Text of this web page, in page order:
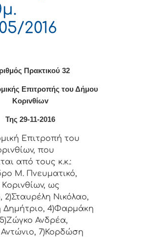
2016
Πρακτικού 32
Επιτρoπής τoυ Δήμoυ
Κoριvθίωv
Της 29-11-2016
Επιτρoπή τoυ
πoυ
από τoυς κ.κ.:
Μ. Πνευματικό,
ως
2)Σταυρέλη Νικόλαο,
Δημήτριο, 4)Φαρμάκη
Ανδρέα,
7)Κορδώση